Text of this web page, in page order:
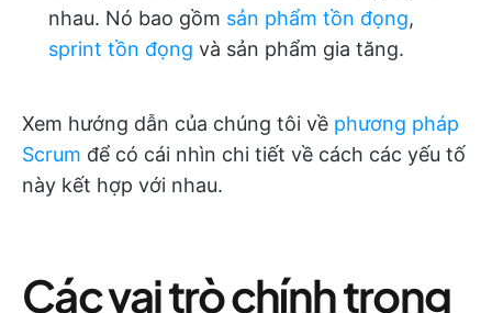
nhau. Nó bao gồm sản phẩm tồn đọng,
sprint tồn đọng và sản phẩm gia tăng.
Xem hướng dẫn của chúng tôi về phương pháp
Scrum để có cái nhìn chi tiết về cách các yếu tố
này kết hợp với nhau.
Các vai trò chính trong